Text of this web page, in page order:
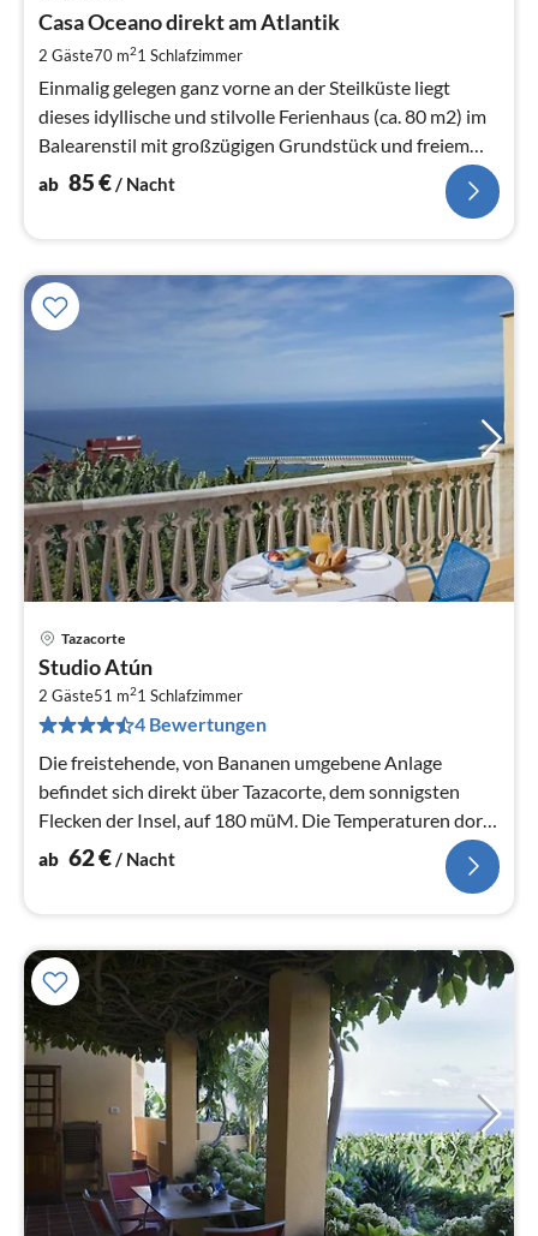
Casa Oceano direkt am Atlantik
2 Gäste70 m21 Schlafzimmer
Einmalig gelegen ganz vorne an der Steilküste liegt
dieses idyllische und stilvolle Ferienhaus (ca. 80 m2) im
Balearenstil mit großzügigen Grundstück und freiem
Meerblick.
ab 85€/ Nacht
Tazacorte
Studio Atún
2 Gäste51 m21 Schlafzimmer
4 Bewertungen
Die freistehende, von Bananen umgebene Anlage
befindet sich direkt über Tazacorte, dem sonnigsten
Flecken der Insel, auf 180 müM. Die Temperaturen dort
sind ganzjährig mild.
ab 62€/ Nacht